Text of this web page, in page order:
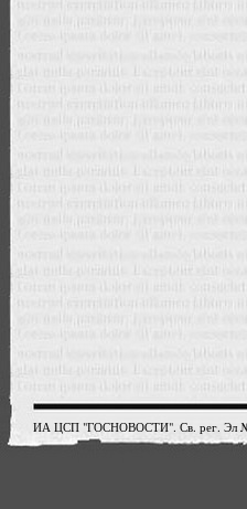
ИА ЦСП "ГОСНОВОСТИ". Св. рег.